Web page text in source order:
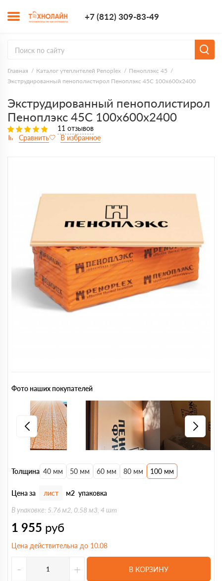
+7 (812) 309-83-49
Главная Каталог утеплителей Penoplex
Пеноплэкс 45
Экструдированный пенополистирол Пеноплэкс 45С 100х600х2400
Экструдированный пенополистирол
Пеноплэкс 45С 100х600х2400
11 отзывов
Толщина 40 мм 50 мм 60 мм 80 мм 100 мм
Цена за лист м2 упаковка
В упаковке: 5.76 м2, 0.58 м3, 4 шт
1 955 руб
Цена действительна до 10.08
- + В КОРЗИНУ
Фото наших покупателей